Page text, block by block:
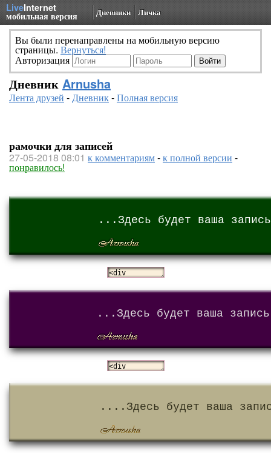
LiveInternet
мобильная версия Дневники Личка
Вы были перенаправлены на мобильную версию
страницы. Вернуться!
Авторизация
Дневник Arnusha
Лента друзей -Дневник-Полная версия
рамочки для записей
27-05-2018 08:01 к комментариям-к полной версии -
понравилось!
...Здесь будет ваша
...Здесь будет ваша
....Здесь будет ваша